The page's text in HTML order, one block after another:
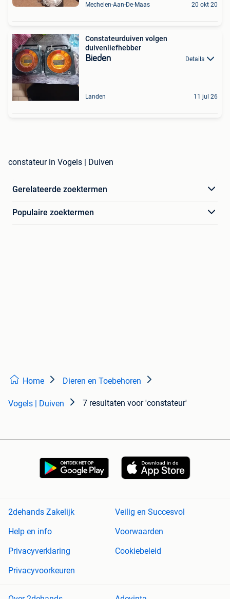
Mechelen-Aan-De-Maas 20 okt 20
Constateurduiven volgen
duivenliefhebber
Bieden Details
Landen 11 jul 26
constateur in Vogels | Duiven
Gerelateerde zoektermen
Populaire zoektermen
Home Dieren en Toebehoren
Vogels | Duiven 7 resultaten voor 'constateur'
2dehands Zakelijk
Veilig en Succesvol
Help en info
Voorwaarden
Privacyverklaring
Cookiebeleid
Privacyvoorkeuren